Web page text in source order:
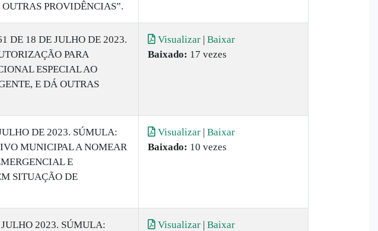
PROVIDÊNCIAS”.
DE 18 DE JULHO DE 2023.
PARA
ESPECIAL AO
E DÁ OUTRAS
Visualizar | Baixar
Baixado: 17 vezes
DE 2023. SÚMULA:
MUNICIPAL A NOMEAR
E
SITUAÇÃO DE
Visualizar | Baixar
Baixado: 10 vezes
2023. SÚMULA:
Visualizar | Baixar